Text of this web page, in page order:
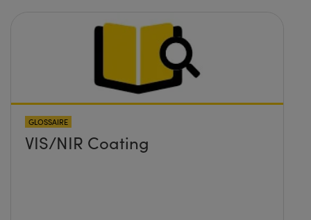
GLOSSAIRE
VIS/NIR Coating